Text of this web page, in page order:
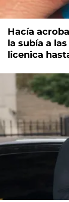
Hacía
la subía a
licenica